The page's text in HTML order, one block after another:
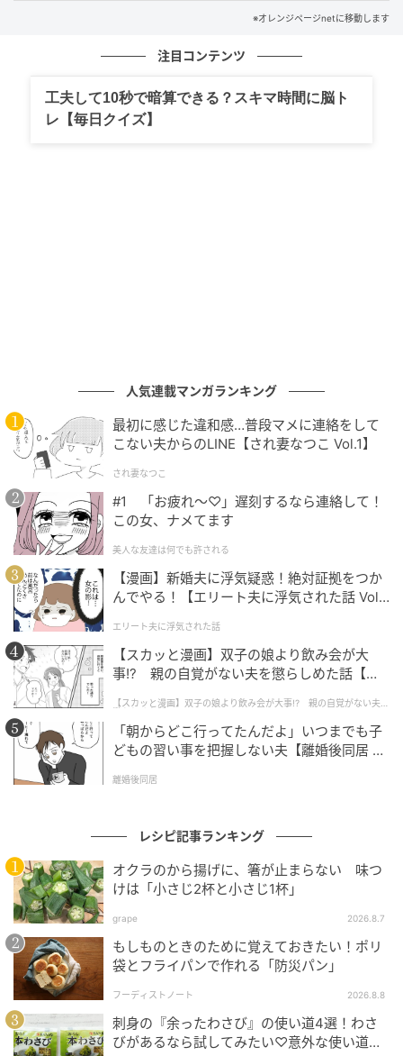
シゲノブ ハツエ
料理家
料理研究家のアシスタントを経て独立。昔から受け継
がれてきた味を大切にしつつ、現代的なセンスで提案
する作りやすいレシピが人気。韓国はじめ、世界各地
を旅して覚えた味の再現にも定評がある。『食べたい
作りたい現地味 もっと！おうち韓食』(主婦の友社）、
『罪悪感ゼロつまみ』（主婦と生活社）ほか著書多
数。
（『オレンジページ』2026年6月2日号より）
ジューシーパインとココナッツの米粉マフィ
ン
の記事をもっとみる
※オレンジページnetに移動します
注目コンテンツ
工夫して10秒で暗算できる？スキマ時間に脳ト
レ【毎日クイズ】
人気連載マンガランキング
最初に感じた違和感…普段マメに連絡をして
こない夫からのLINE【され妻なつこ Vol.1】
され妻なつこ
#1 「お疲れ〜♡」遅刻するなら連絡して！
この女、ナメてます
美人な友達は何でも許される
【漫画】新婚夫に浮気疑惑！絶対証拠をつか
んでやる！【エリート夫に浮気された話 Vol.
エリート夫に浮気された話
【スカッと漫画】双子の娘より飲み会が大
事!? 親の自覚がない夫を懲らしめた話【第1
【スカッと漫画】双子の娘より飲み会が大事!? 親の自覚がない夫を
懲らしめた話
「朝からどこ行ってたんだよ」いつまでも子
どもの習い事を把握しない夫【離婚後同居 Vo
離婚後同居
レシピ記事ランキング
オクラのから揚げに、箸が止まらない 味つ
けは「小さじ2杯と小さじ1杯」
grape 2026.8.7
もしものときのために覚えておきたい！ポリ
袋とフライパンで作れる「防災パン」
フーディストノート 2026.8.8
刺身の『余ったわさび』の使い道4選！わさ
びがあるなら試してみたい♡意外な使い道を